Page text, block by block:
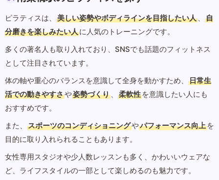
ピラティスは、 美しい姿勢やボディラインを目指したい人 、
自
分磨きを楽しみたい人に人気のトレーニングです。
多くの著名人も取り入れており、SNSでも話題のフィットネス
として注目されています。
体の軸や重心のバランスを意識して全身を動かすため、
日常生
活での動きやすさや姿勢づくり 、 柔軟性 を意識したい人にも
おすすめです。
また、
スポーツのコンディショニングやパフォーマンス向上 を
目的に取り入れられることもあります。
女性専用スタジオや少人数レッスンも多く、かわいいウェアな
ど、ライフスタイルの一部として楽しめるのも魅力です。